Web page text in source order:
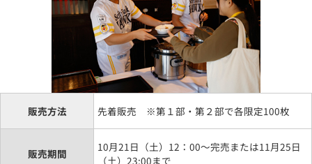
販売方法 先着販売 ※第１部・第２部で各限定100枚
販売期間
10月21日（土）12：00～完売または11月25日
（土）23:00まで